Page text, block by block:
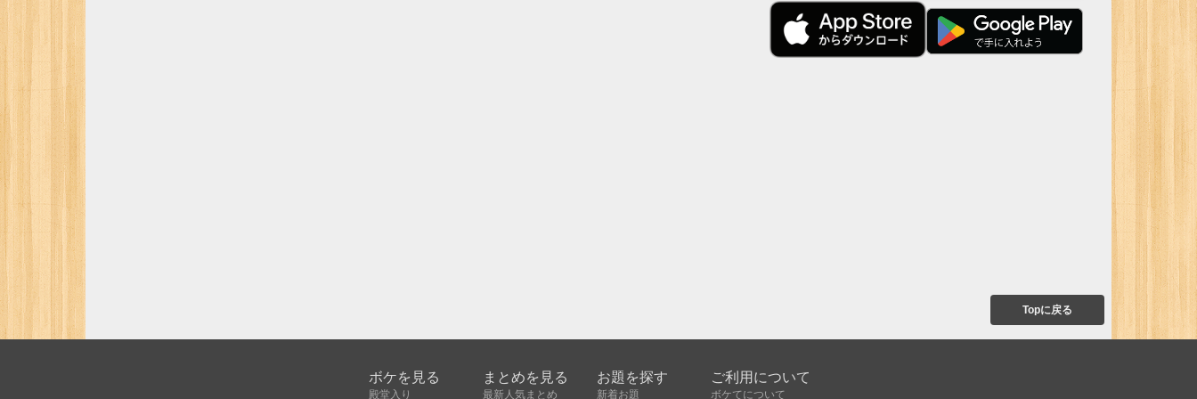
Topに戻る
ボケを見る
殿堂入り
まとめを見る
最新人気まとめ
お題を探す
新着お題
ご利用について
ボケてについて